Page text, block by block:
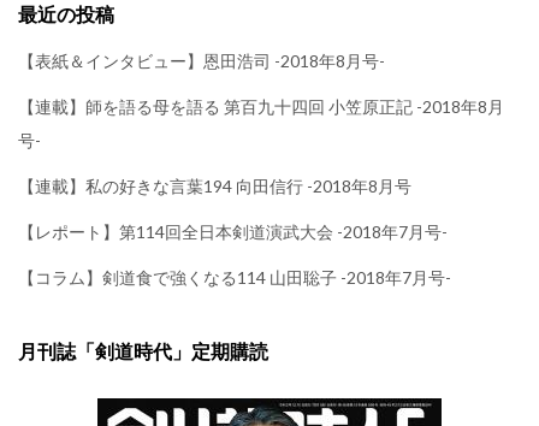
最近の投稿
【表紙＆インタビュー】恩田浩司 -2018年8月号-
【連載】師を語る母を語る 第百九十四回 小笠原正記 -2018年8月
号-
【連載】私の好きな言葉194 向田信行 -2018年8月号
【レポート】第114回全日本剣道演武大会 -2018年7月号-
【コラム】剣道食で強くなる114 山田聡子 -2018年7月号-
月刊誌「剣道時代」定期購読